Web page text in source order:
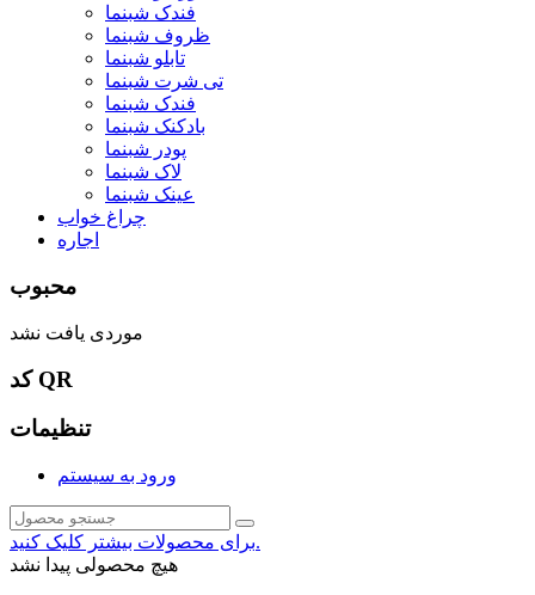
فندک شبنما
ظروف شبنما
تابلو شبنما
تی شرت شبنما
فندک شبنما
بادکنک شبنما
پودر شبنما
لاک شبنما
عینک شبنما
چراغ خواب
اجاره
محبوب
موردی یافت نشد
کد QR
تنظیمات
ورود به سیستم
برای محصولات بیشتر کلیک کنید.
هیچ محصولی پیدا نشد